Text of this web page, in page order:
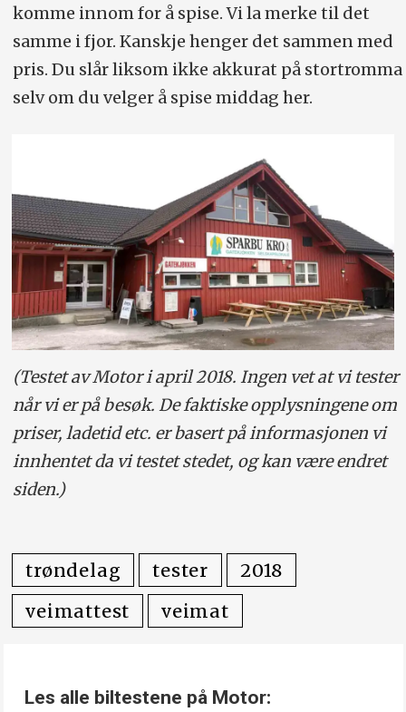
komme innom for å spise. Vi la merke til det
samme i fjor. Kanskje henger det sammen med
pris. Du slår liksom ikke akkurat på stortromma
selv om du velger å spise middag her.
(Testet av Motor i april 2018. Ingen vet at vi tester
når vi er på besøk. De faktiske opplysningene om
priser, ladetid etc. er basert på informasjonen vi
innhentet da vi testet stedet, og kan være endret
siden.)
trøndelag tester
2018
veimattest
veimat
Les alle biltestene på Motor: